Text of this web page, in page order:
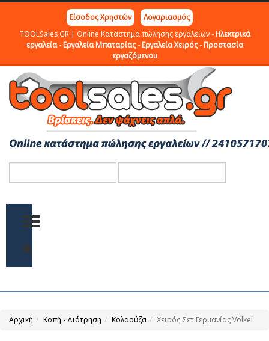
Είσοδος Χρηστών
Λογαριασμός
TOOLSales.GR | Online Κατάστημα πώλησης εργαλείων -Ηλεκτρικά
εργαλεία-Εργαλεία Μπαταρίας-Εργαλεία Χειρός-Προστασία
εργαζόμενου
TOGGLE MENU
Αρχική Κοπή - Διάτρηση Κολαούζα Χειρός Σετ Γερμανίας Volkel